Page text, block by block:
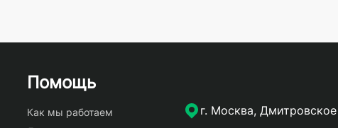
Помощь
Как мы работаем
г. Москва,